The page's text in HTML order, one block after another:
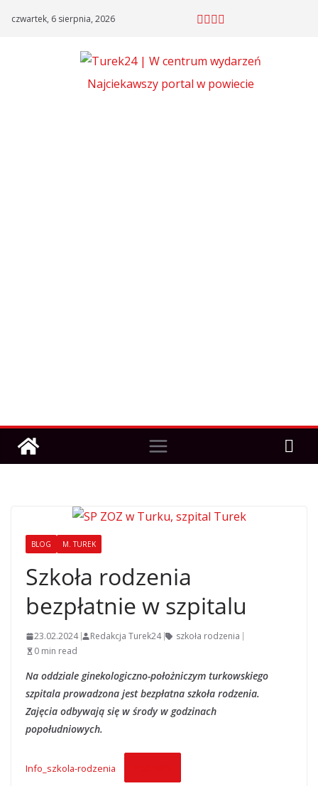
czwartek, 6 sierpnia, 2026
Najciekawszy portal w powiecie
BLOG M. TUREK
Szkoła rodzenia
bezpłatnie w szpitalu
23.02.2024 Redakcja Turek24
szkoła rodzenia
0 min read
Na oddziale ginekologiczno-położniczym turkowskiego
szpitala prowadzona jest bezpłatna szkoła rodzenia.
Zajęcia odbywają się w środy w godzinach
popołudniowych.
Info_szkola-rodzenia